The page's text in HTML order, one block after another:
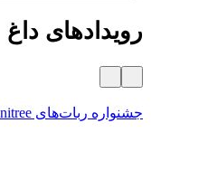
رویدادهای داغ
جشنواره ربات‌های Unitree